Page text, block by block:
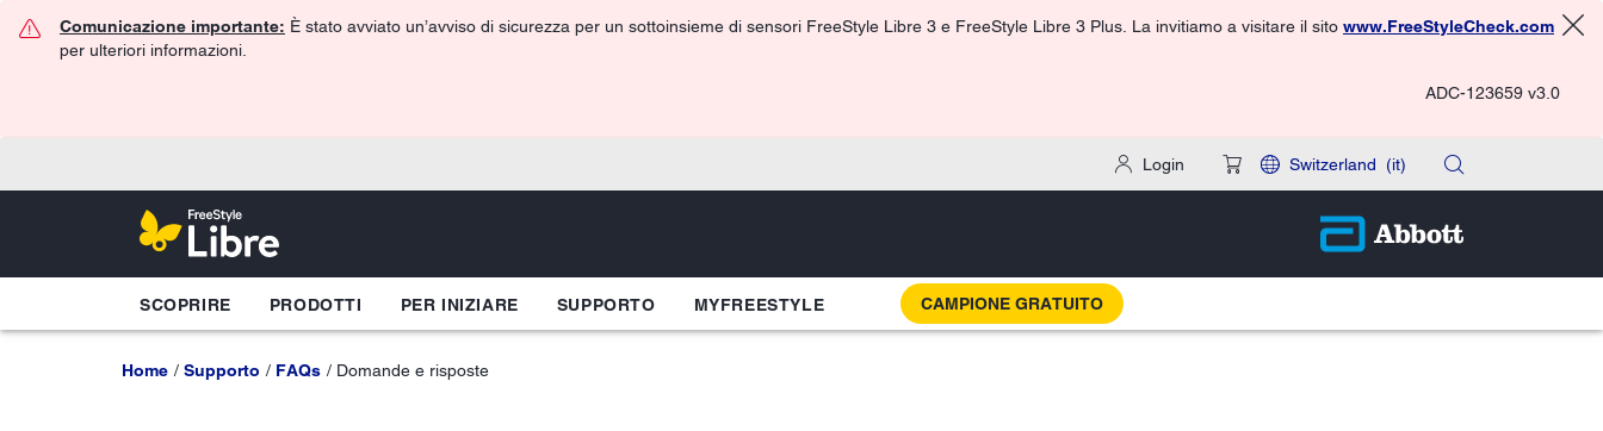
Comunicazione importante: È stato avviato un’avviso di sicurezza per un sottoinsieme di sensori FreeStyle Libre 3 e FreeStyle Libre 3 Plus. La invitiamo a visitare il sito www.FreeStyleCheck.com
per ulteriori informazioni.
ADC-123659 v3.0
Login Switzerland (it)
SCOPRIRE PRODOTTI PER INIZIARE SUPPORTO MYFREESTYLE CAMPIONE GRATUITO
Home Supporto FAQs Domande e risposte